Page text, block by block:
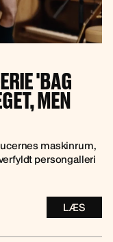
'BAG
MEN
maskinrum,
persongalleri
LÆS